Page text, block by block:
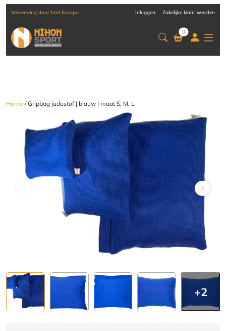
Verzending door heel Europa Inloggen Zakelijke klant worden
0
Home / Gripbag judostof | blauw | maat S, M, L
+2